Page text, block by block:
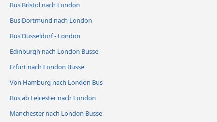
Bus Bristol nach London
Bus Dortmund nach London
Bus Düsseldorf - London
Edinburgh nach London Busse
Erfurt nach London Busse
Von Hamburg nach London Bus
Bus ab Leicester nach London
Manchester nach London Busse